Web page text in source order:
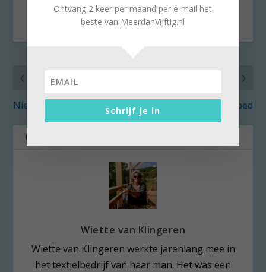
VORIG
Niet vertellen, hoor! De wereld vanuit bed
OVER DE AUTEUR
Wiette van Klingeren
Wiette van Klingeren werkte jarenlang mee in
het textielbedrijf van haar man. Het was een
Ontvang 2 keer per maand per e-mail het
beste van MeerdanVijftig.nl
Schrijf je in